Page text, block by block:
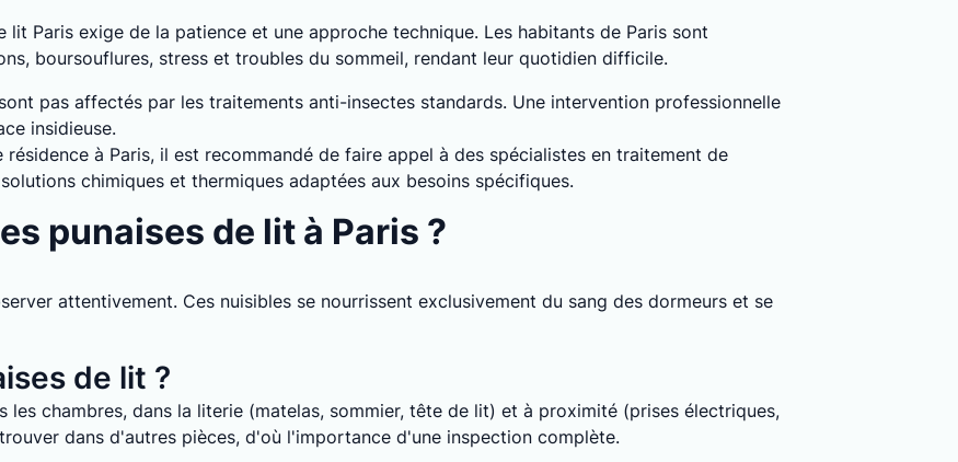
Paris exige de la patience et une approche technique. Les habitants de Paris sont
boursouflures, stress et troubles du sommeil, rendant leur quotidien difficile.
pas affectés par les traitements anti-insectes standards. Une intervention professionnelle
insidieuse.
résidence à Paris, il est recommandé de faire appel à des spécialistes en traitement de
chimiques et thermiques adaptées aux besoins spécifiques.
punaises de lit à Paris ?
attentivement. Ces nuisibles se nourrissent exclusivement du sang des dormeurs et se
de lit ?
les chambres, dans la literie (matelas, sommier, tête de lit) et à proximité (prises électriques,
dans d'autres pièces, d'où l'importance d'une inspection complète.